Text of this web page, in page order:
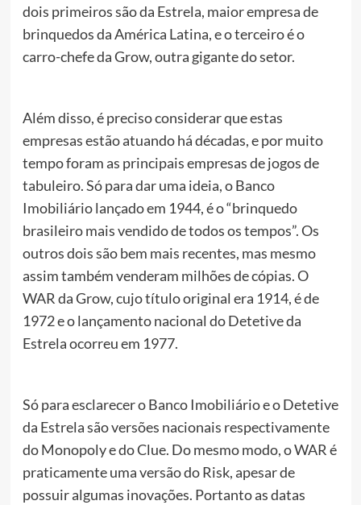
dois primeiros são da Estrela, maior empresa de
brinquedos da América Latina, e o terceiro é o
carro-chefe da Grow, outra gigante do setor.
Além disso, é preciso considerar que estas
empresas estão atuando há décadas, e por muito
tempo foram as principais empresas de jogos de
tabuleiro. Só para dar uma ideia, o Banco
Imobiliário lançado em 1944, é o “brinquedo
brasileiro mais vendido de todos os tempos”. Os
outros dois são bem mais recentes, mas mesmo
assim também venderam milhões de cópias. O
WAR da Grow, cujo título original era 1914, é de
1972 e o lançamento nacional do Detetive da
Estrela ocorreu em 1977.
Só para esclarecer o Banco Imobiliário e o Detetive
da Estrela são versões nacionais respectivamente
do Monopoly e do Clue. Do mesmo modo, o WAR é
praticamente uma versão do Risk, apesar de
possuir algumas inovações. Portanto as datas